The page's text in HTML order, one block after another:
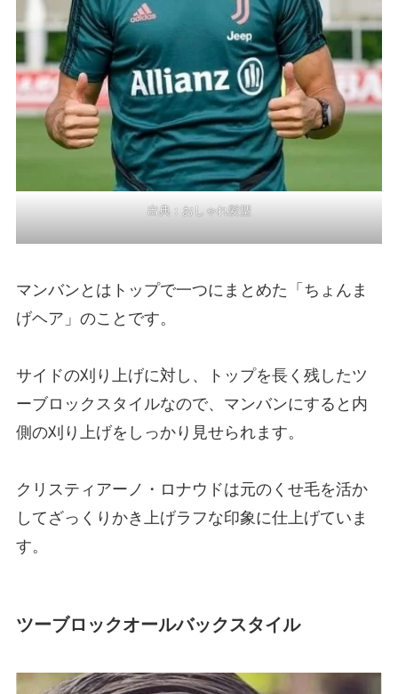
出典： おしゃれ髪型
マンバンとはトップで一つにまとめた「ちょんま
げヘア」のことです。
サイドの刈り上げに対し、トップを長く残したツ
ーブロックスタイルなので、マンバンにすると内
側の刈り上げをしっかり見せられます。
クリスティアーノ・ロナウドは元のくせ毛を活か
してざっくりかき上げラフな印象に仕上げていま
す。
ツーブロックオールバックスタイル